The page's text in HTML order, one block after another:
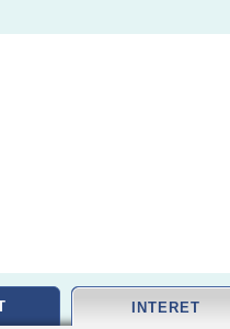
INTERET